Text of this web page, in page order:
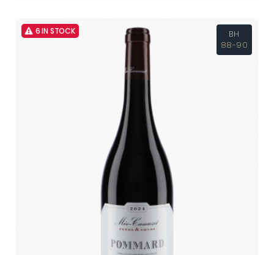
6 IN STOCK
BH
88-90